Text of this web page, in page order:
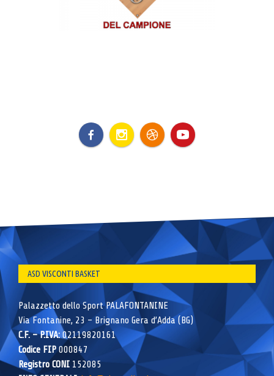
ASD VISCONTI BASKET
Palazzetto dello Sport PALAFONTANINE
Via Fontanine, 23 – Brignano Gera d’Adda (BG)
C.F. – P.IVA:02119820161
Codice FIP000847
Registro CONI 152085